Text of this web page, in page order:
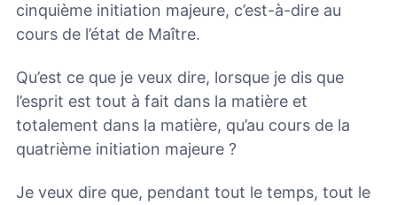
cinquième initiation majeure, c’est-à-dire au
cours de l’état de Maître.
Qu’est ce que je veux dire, lorsque je dis que
l’esprit est tout à fait dans la matière et
totalement dans la matière, qu’au cours de la
quatrième initiation majeure ?
Je veux dire que, pendant tout le temps, tout le